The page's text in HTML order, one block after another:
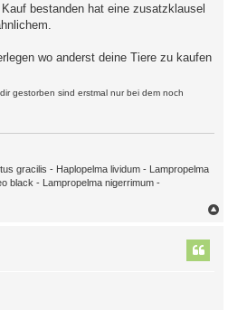
bestanden hat eine zusatzklausel
wo anderst deine Tiere zu kaufen
gestorben sind erstmal nur bei dem noch
gracilis - Haplopelma lividum - Lampropelma
black - Lampropelma nigerrimum -